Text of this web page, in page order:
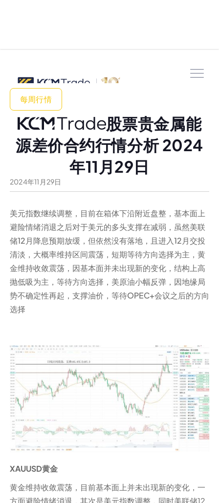
每周行情
股票贵金属能
源差价合约行情分析 2024
年11月29日
2024年11 月 29日
美元指数继续调整，目前在箱体下沿附近盘整，基本面上
避险情绪消退之后对于美元的多头支撑在减弱，虽然美联
储12月降息预期放缓，但依然没有落地，且进入12月交投
清淡，大概率维持区间震荡，短期等待方向选择为主，黄
金维持收敛震荡，因基本面并未出现新的变化，结构上高
抛低吸为主，等待方向选择，美原油小幅反弹，因地缘局
势不确定性再起，支撑油价，等待OPEC+会议之后的方向
选择
XAUUSD黄金
黄金维持收敛震荡，目前基本面上并未出现新的变化，一
方面避险情绪消退，其次是美元指数调整，同时美联储12